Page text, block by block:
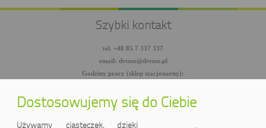
Szybki kontakt
tel. +48 85 7 337 337
email: drtusz@drtusz.pl
Godziny pracy (sklep stacjonarny):
facebook.com/DrTusz
youtube.com/DrTusz
Dostosowujemy się do Ciebie
Używamy ciasteczek, dzięki